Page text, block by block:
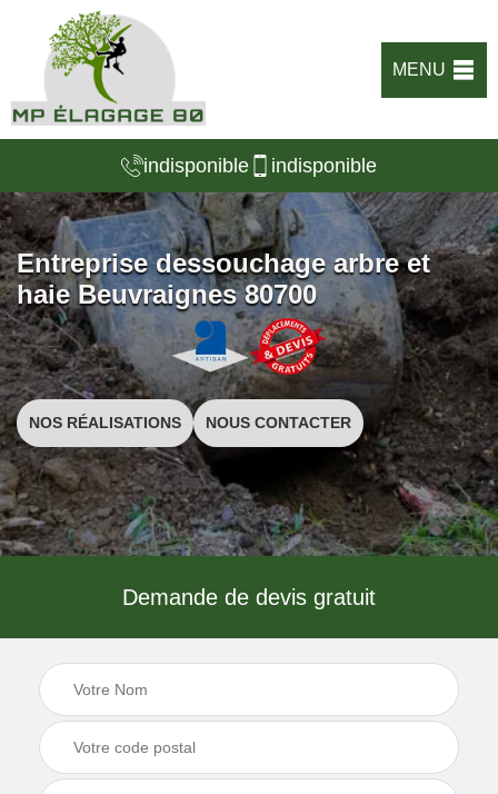
MENU
indisponible indisponible
Entreprise dessouchage arbre et
haie Beuvraignes 80700
NOS RÉALISATIONS NOUS CONTACTER
Demande de devis gratuit